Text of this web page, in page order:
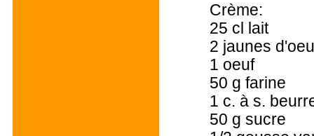
Crème:
25 cl lait
2 jaunes
1 oeuf
50 g farine
1 c. à s.
50 g sucre